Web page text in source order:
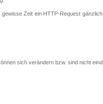
Zeit ein HTTP-Request
sich verändern bzw. sind nicht